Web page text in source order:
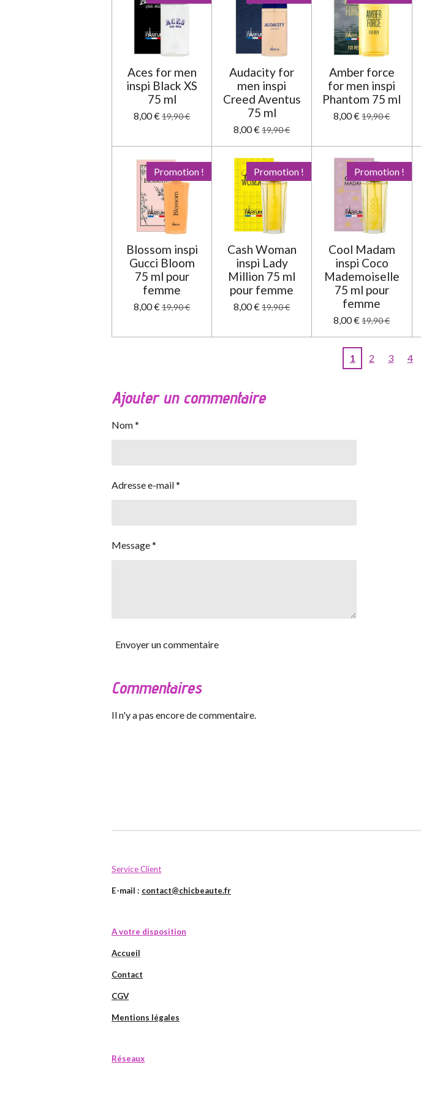
Aces for men
inspi Black XS
75 ml
8,00 €19,90 €
Audacity for
men inspi
Creed Aventus
75 ml
8,00 €19,90 €
Amber force
for men inspi
Phantom 75 ml
8,00 € 19,90 €
Promotion !
Blossom inspi
Gucci Bloom
75 ml pour
femme
8,00 €19,90 €
Promotion !
Cash Woman
inspi Lady
Million 75 ml
pour femme
8,00 €19,90 €
Promotion !
Cool Madam
inspi Coco
Mademoiselle
75 ml pour
femme
8,00 € 19,90 €
1 2 3 4
Ajouter un commentaire
Nom *
Adresse e-mail *
Message *
Envoyer un commentaire
Commentaires
Il n'y a pas encore de commentaire.
Service Client
E-mail : contact@chicbeaute.fr
A votre disposition
Accueil
Contact
CGV
Mentions légales
Réseaux